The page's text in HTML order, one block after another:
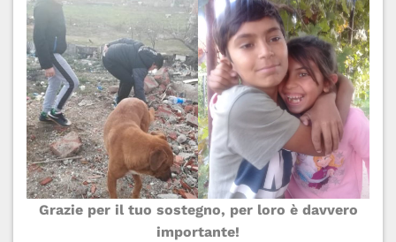
Grazie per il tuo sostegno, per loro è davvero
importante!